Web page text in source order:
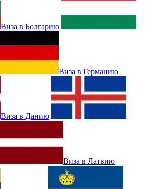
Виза в Болгарию
Виза в Германию
Виза в Данию
Виза в Латвию